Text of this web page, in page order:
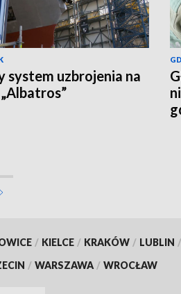
system uzbrojenia na
/ KIELCE / KRAKÓW / LUBLIN /
/ WARSZAWA / WROCŁAW